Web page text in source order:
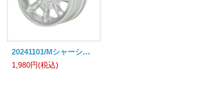
20241101/Mシャーシ用アルミホイール(8スポーク)2個入
1,980円(税込)